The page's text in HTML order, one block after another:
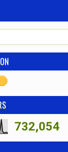
732,054